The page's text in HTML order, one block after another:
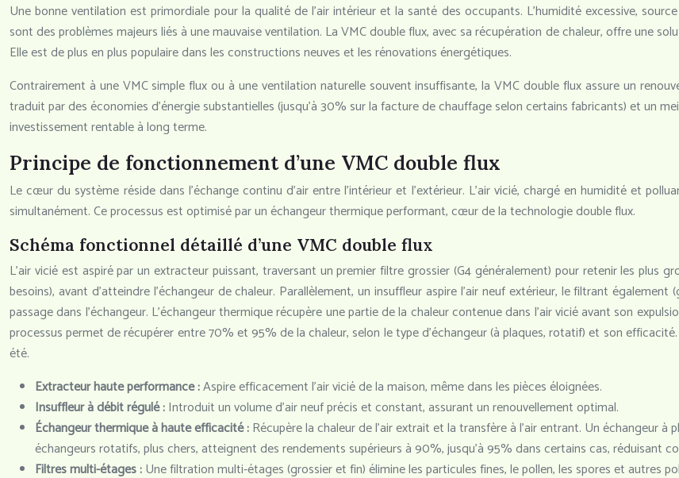
Une bonne ventilation est primordiale pour la qualité de l’air intérieur et la santé des occupants. L’humidité excessive,
sont des problèmes majeurs liés à une mauvaise ventilation. La VMC double flux, avec sa récupération de chaleur, offre une
Elle est de plus en plus populaire dans les constructions neuves et les rénovations énergétiques.
Contrairement à une VMC simple flux ou à une ventilation naturelle souvent insuffisante, la VMC double flux assure un
traduit par des économies d’énergie substantielles (jusqu’à 30% sur la facture de chauffage selon certains fabricants) et un
investissement rentable à long terme.
Principe de fonctionnement d’une VMC double flux
Le cœur du système réside dans l’échange continu d’air entre l’intérieur et l’extérieur. L’air vicié, chargé en humidité et
simultanément. Ce processus est optimisé par un échangeur thermique performant, cœur de la technologie double flux.
Schéma fonctionnel détaillé d’une VMC double flux
L’air vicié est aspiré par un extracteur puissant, traversant un premier filtre grossier (G4 généralement) pour retenir les plus
besoins), avant d’atteindre l’échangeur de chaleur. Parallèlement, un insuffleur aspire l’air neuf extérieur, le filtrant
passage dans l’échangeur. L’échangeur thermique récupère une partie de la chaleur contenue dans l’air vicié avant son
processus permet de récupérer entre 70% et 95% de la chaleur, selon le type d’échangeur (à plaques, rotatif) et son
été.
Extracteur haute performance :Aspire efficacement l’air vicié de la maison, même dans les pièces éloignées.
Insuffleur à débit régulé :Introduit un volume d’air neuf précis et constant, assurant un renouvellement optimal.
Échangeur thermique à haute efficacité :Récupère la chaleur de l’air extrait et la transfère à l’air entrant. Un échangeur
échangeurs rotatifs, plus chers, atteignent des rendements supérieurs à 90%, jusqu’à 95% dans certains cas, réduisant
Filtres multi-étages :Une filtration multi-étages (grossier et fin) élimine les particules fines, le pollen, les spores et autres